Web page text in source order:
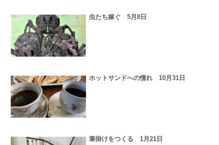
虫たち嫁ぐ 5月8日
ホットサンドへの憧れ 10月31日
筆掛けをつくる 1月21日